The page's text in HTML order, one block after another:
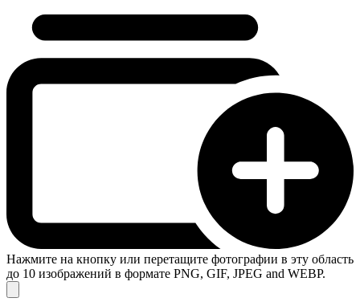
Нажмите на кнопку или перетащите фотографии в эту область
до 10 изображений в формате PNG, GIF, JPEG and WEBP.